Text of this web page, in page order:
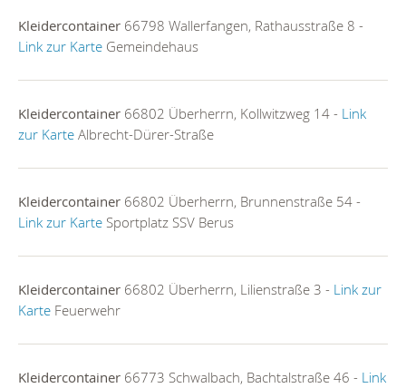
Kleidercontainer 66798 Wallerfangen, Rathausstraße 8 -
Link zur Karte Gemeindehaus
Kleidercontainer 66802 Überherrn, Kollwitzweg 14 - Link
zur Karte Albrecht-Dürer-Straße
Kleidercontainer 66802 Überherrn, Brunnenstraße 54 -
Link zur Karte Sportplatz SSV Berus
Kleidercontainer 66802 Überherrn, Lilienstraße 3 - Link zur
Karte Feuerwehr
Kleidercontainer 66773 Schwalbach, Bachtalstraße 46 - Link